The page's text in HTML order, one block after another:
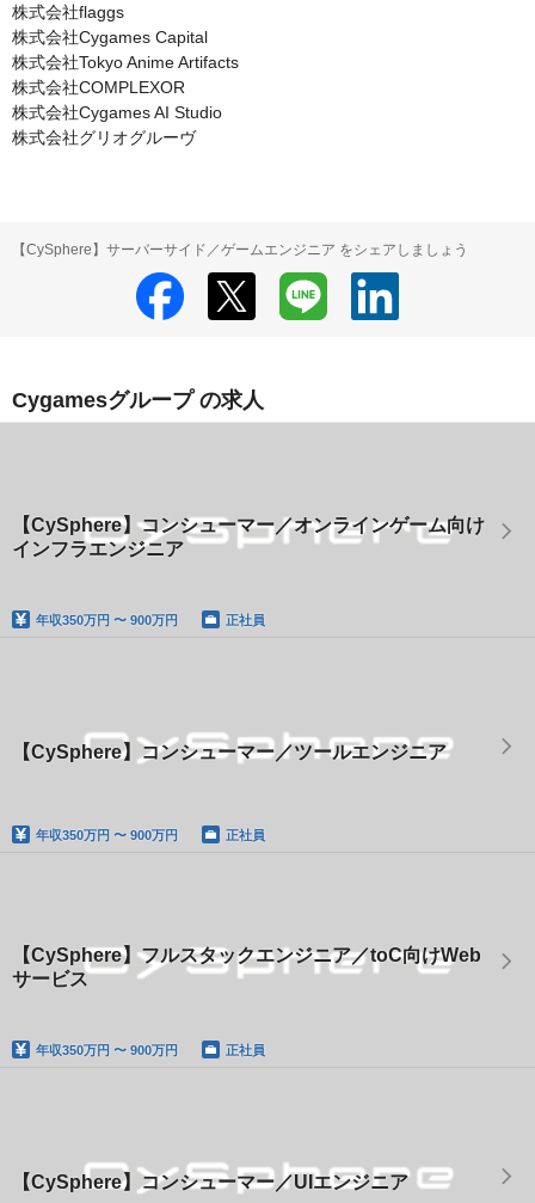
株式会社flaggs
株式会社Cygames Capital
株式会社Tokyo Anime Artifacts
株式会社COMPLEXOR
株式会社Cygames AI Studio
株式会社グリオグルーヴ
【CySphere】サーバーサイド／ゲームエンジニア をシェアしましょう
Cygamesグループ の求人
【CySphere】コンシューマー／オンラインゲーム向け
インフラエンジニア
年収350万円 〜 900万円 正社員
【CySphere】コンシューマー／ツールエンジニア
年収350万円 〜 900万円 正社員
【CySphere】フルスタックエンジニア／toC向けWeb
サービス
年収350万円 〜 900万円 正社員
【CySphere】コンシューマー／UIエンジニア